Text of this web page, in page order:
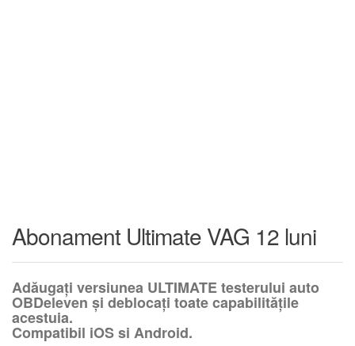
Abonament Ultimate VAG 12 luni
Adăugați versiunea ULTIMATE testerului auto
OBDeleven și deblocați toate capabilitățile
acestuia.
Compatibil iOS si Android.